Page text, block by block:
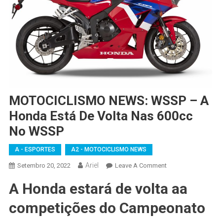
MOTOCICLISMO NEWS: WSSP – A
Honda Está De Volta Nas 600cc
No WSSP
A - ESPORTES A2 - MOTOCICLISMO NEWS
Setembro 20, 2022 Ariel Leave A CommentOn
NEWS:
–
A Honda estará de volta aa
competições do Campeonato